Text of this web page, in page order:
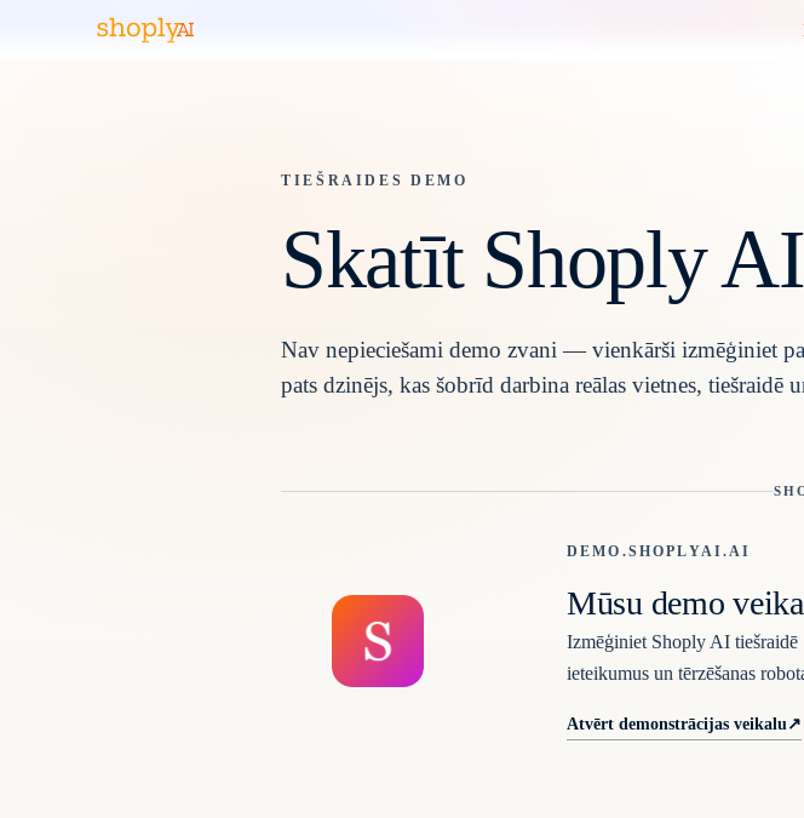
TIEŠRAIDES DEMO
Skatīt Shoply AI
Nav nepieciešami demo zvani — vienkārši izmēģiniet
pats dzinējs, kas šobrīd darbina reālas vietnes, tiešraidē
DEMO.SHOPLYAI.AI
Mūsu demo
Izmēģiniet Shoply AI
ieteikumus un tērzēšanas
Atvērt demonstrācijas veikalu↗